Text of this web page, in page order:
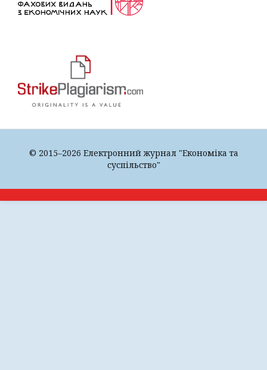
© 2015–2026 Електронний журнал "Економіка та
суспільство"